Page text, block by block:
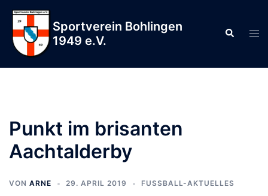
Zum
Inhalt
springen
Sportverein Bohlingen
1949 e.V.
Suche
Punkt im brisanten
Aachtalderby
VON ARNE 29. APRIL 2019 FUSSBALL-AKTUELLES